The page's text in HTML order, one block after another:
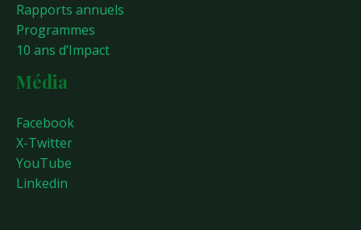
Rapports annuels
Programmes
10 ans d’Impact
Média
Facebook
X-Twitter
YouTube
Linkedin